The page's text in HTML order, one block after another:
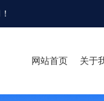
！
网站首页 关于